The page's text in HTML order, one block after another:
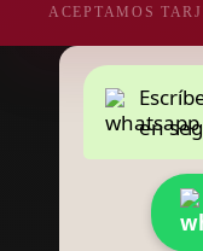
ACEPTAMOS
en